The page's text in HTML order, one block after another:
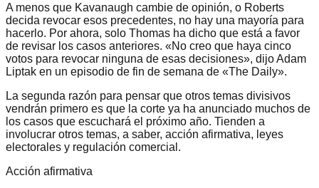
A menos que Kavanaugh cambie de opinión, o Roberts
decida revocar esos precedentes, no hay una mayoría para
hacerlo. Por ahora, solo Thomas ha dicho que está a favor
de revisar los casos anteriores. «No creo que haya cinco
votos para revocar ninguna de esas decisiones», dijo Adam
Liptak en un episodio de fin de semana de «The Daily».
La segunda razón para pensar que otros temas divisivos
vendrán primero es que la corte ya ha anunciado muchos de
los casos que escuchará el próximo año. Tienden a
involucrar otros temas, a saber, acción afirmativa, leyes
electorales y regulación comercial.
Acción afirmativa